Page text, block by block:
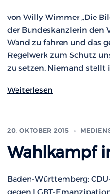
von Willy Wimmer „Die
der Bundeskanzlerin den
Wand zu fahren und das
Regelwerk zum Schutz
zu setzen. Niemand stellt
Weiterlesen
20. OKTOBER 2015
Wahlkampf
Baden-Württemberg:
gegen LGBT-